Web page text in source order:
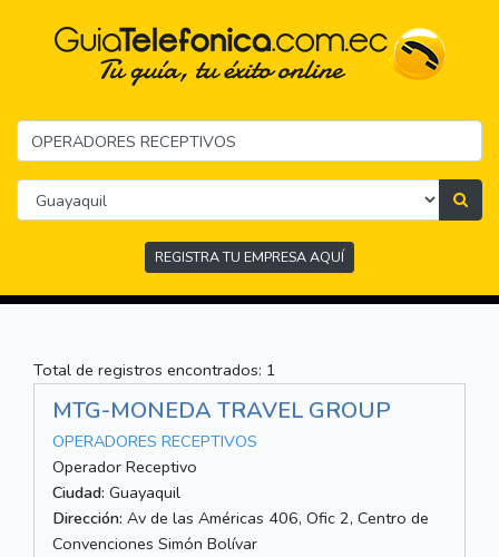
REGISTRA TU EMPRESA AQUÍ
Total de registros encontrados: 1
MTG-MONEDA TRAVEL GROUP
OPERADORES RECEPTIVOS
Operador Receptivo
Ciudad: Guayaquil
Dirección: Av de las Américas 406, Ofic 2, Centro de
Convenciones Simón Bolívar